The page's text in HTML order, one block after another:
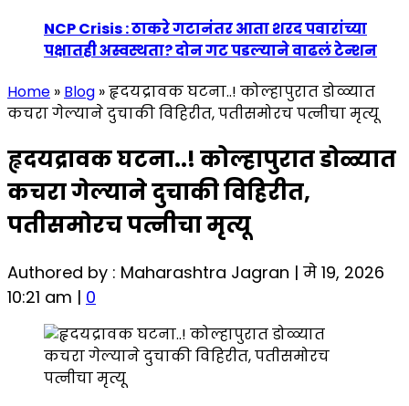
NCP Crisis : ठाकरे गटानंतर आता शरद पवारांच्या
पक्षातही अस्वस्थता? दोन गट पडल्याने वाढलं टेन्शन
Home » Blog »हृदयद्रावक घटना..! कोल्हापुरात डोळ्यात
कचरा गेल्याने दुचाकी विहिरीत, पतीसमोरच पत्नीचा मृत्यू
हृदयद्रावक घटना..! कोल्हापुरात डोळ्यात
कचरा गेल्याने दुचाकी विहिरीत,
पतीसमोरच पत्नीचा मृत्यू
Authored by : Maharashtra Jagran | मे 19, 2026
10:21 am | 0